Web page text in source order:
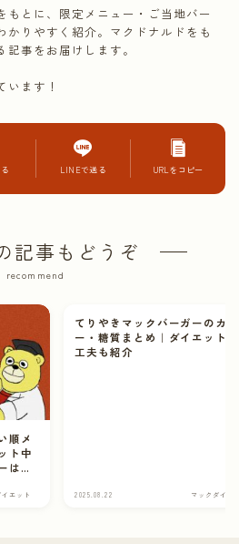
もとに、限定メニュー・ご当地バー
かりやすく紹介。マクドナルドをも
事をお届けします。
ます！
LINEで送る URLをコピー
記事もどうぞ
recommend
順メ
ト中
はこ
エット
てりやきマックバーガーのカ
ー・糖質まとめ｜ダイエット
工夫も紹介
2025.08.22 マックダイエ